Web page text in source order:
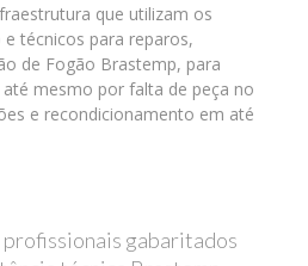
que utilizam os
técnicos para reparos,
de Fogão Brastemp, para
mesmo por falta de peça no
e recondicionamento em até
profissionais gabaritados